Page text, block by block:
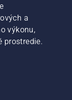
a
výkonu,
prostredie.